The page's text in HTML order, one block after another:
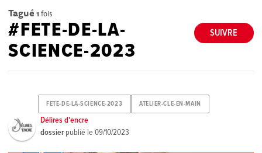
Tagué 1 fois
SUIVRE
#FETE-DE-LA-
SCIENCE-2023
FETE-DE-LA-SCIENCE-2023 ATELIER-CLE-EN-MAIN
Délires d'encre
dossier publié le09/10/2023